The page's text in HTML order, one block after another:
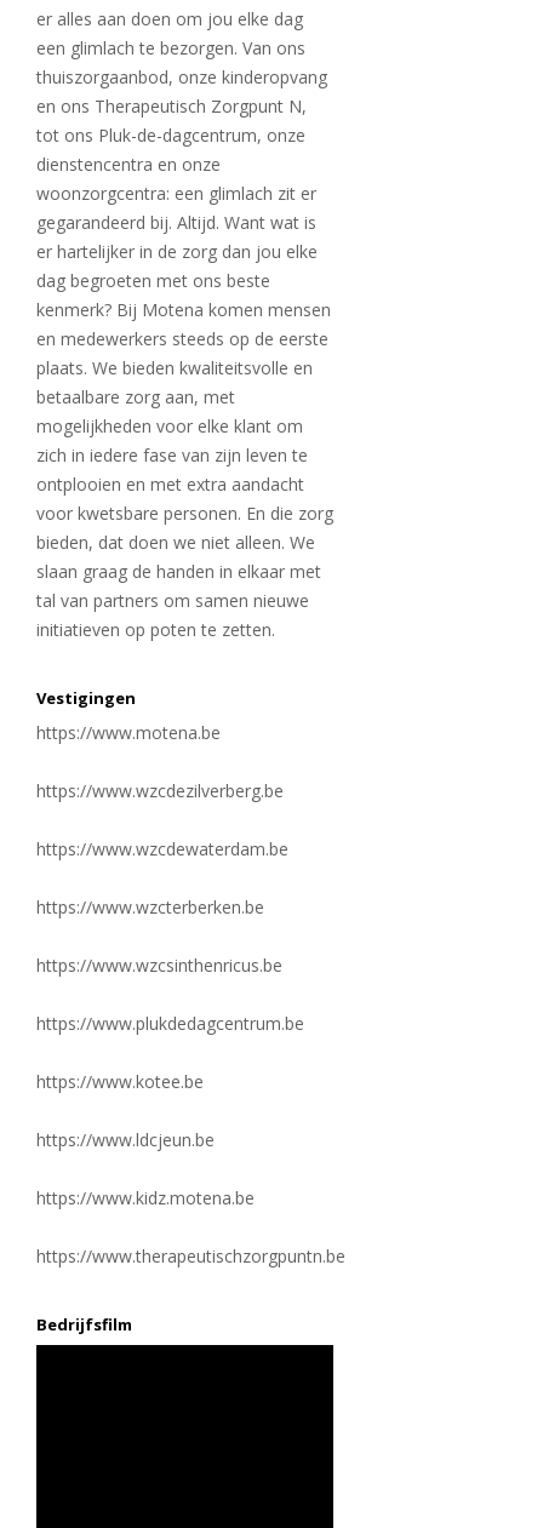
er alles aan doen om jou elke dag
een glimlach te bezorgen. Van ons
thuiszorgaanbod, onze kinderopvang
en ons Therapeutisch Zorgpunt N,
tot ons Pluk-de-dagcentrum, onze
dienstencentra en onze
woonzorgcentra: een glimlach zit er
gegarandeerd bij. Altijd. Want wat is
er hartelijker in de zorg dan jou elke
dag begroeten met ons beste
kenmerk? Bij Motena komen mensen
en medewerkers steeds op de eerste
plaats. We bieden kwaliteitsvolle en
betaalbare zorg aan, met
mogelijkheden voor elke klant om
zich in iedere fase van zijn leven te
ontplooien en met extra aandacht
voor kwetsbare personen. En die zorg
bieden, dat doen we niet alleen. We
slaan graag de handen in elkaar met
tal van partners om samen nieuwe
initiatieven op poten te zetten.
Vestigingen
https://www.motena.be
https://www.wzcdezilverberg.be
https://www.wzcdewaterdam.be
https://www.wzcterberken.be
https://www.wzcsinthenricus.be
https://www.plukdedagcentrum.be
https://www.kotee.be
https://www.ldcjeun.be
https://www.kidz.motena.be
https://www.therapeutischzorgpuntn.be
Bedrijfsfilm